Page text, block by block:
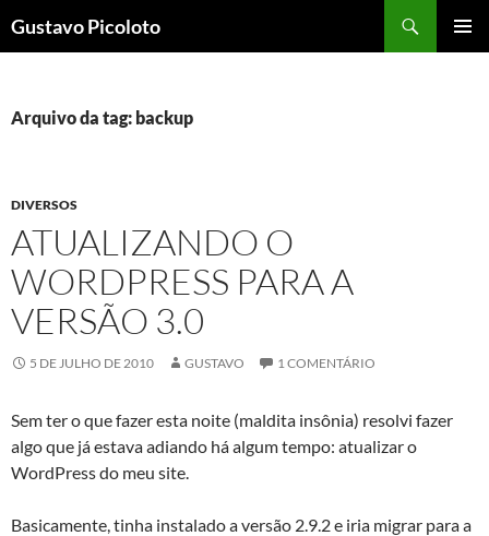
para
Gustavo Picoloto
Arquivo da tag: backup
DIVERSOS
ATUALIZANDO O
WORDPRESS PARA A
VERSÃO 3.0
5 DE JULHO DE 2010 GUSTAVO 1 COMENTÁRIO
Sem ter o que fazer esta noite (maldita insônia) resolvi fazer
algo que já estava adiando há algum tempo: atualizar o
WordPress do meu site.
Basicamente, tinha instalado a versão 2.9.2 e iria migrar para a